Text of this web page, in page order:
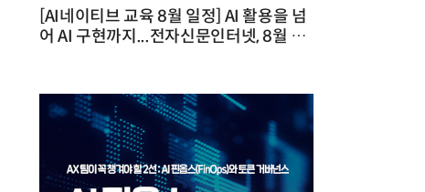
[AI네이티브 교육 8월 일정] AI 활용을 넘
어 AI 구현까지...전자신문인터넷, 8월 실